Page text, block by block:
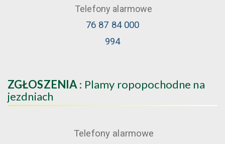
Telefony alarmowe
76 87 84 000
994
ZGŁOSZENIA: Plamy ropopochodne na
jezdniach
Telefony alarmowe